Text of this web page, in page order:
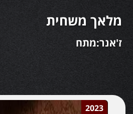
מלאך משחית
ז'אנר:מתח
2023